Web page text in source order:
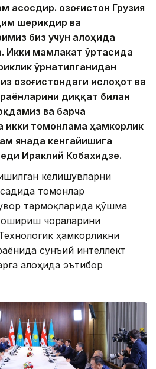
асосдир. Қозоғистон Грузия
шерикдир ва
биз учун алоҳида
Икки мамлакат ўртасида
ўрнатилганидан
Қозоғистондаги ислоҳот ва
диққат билан
ва барча
икки томонлама ҳамкорлик
янада кенгайишига
Ираклий Кобахидзе.
келишувларни
томонлар
тармоқларида қўшма
ошириш чораларини
ҳамкорликни
сунъий интеллект
алоҳида эътибор